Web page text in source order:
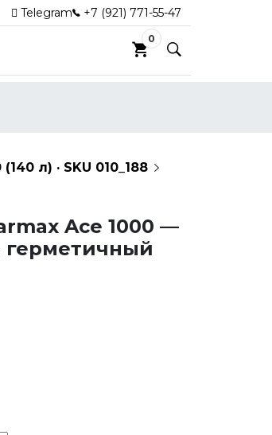
Telegram +7 (921) 771-55-47
0
л) · SKU 010_188
Ace 1000 —
герметичный